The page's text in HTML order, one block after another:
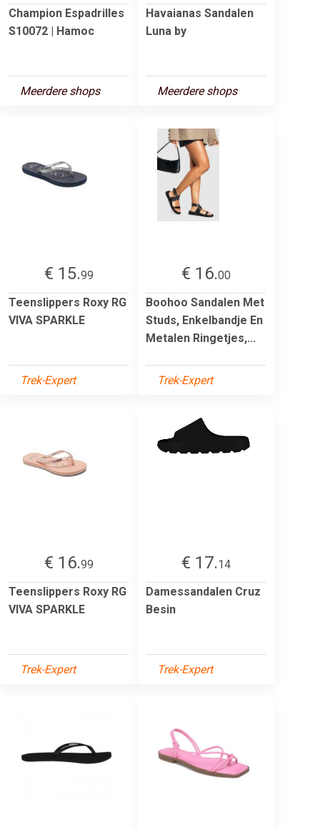
Champion Espadrilles
S10072 | Hamoc
Meerdere shops
Havaianas Sandalen
Luna by
Meerdere shops
€ 15.99
Teenslippers Roxy RG
VIVA SPARKLE
Trek-Expert
€ 16.00
Boohoo Sandalen Met
Studs, Enkelbandje En
Metalen Ringetjes,...
Trek-Expert
€ 16.99
Teenslippers Roxy RG
VIVA SPARKLE
Trek-Expert
€ 17.14
Damessandalen Cruz
Besin
Trek-Expert